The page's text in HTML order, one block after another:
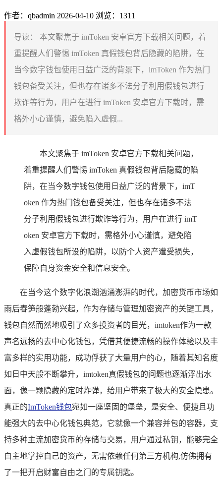
作者：qbadmin 2026-04-10 浏览：1311
导读：
本文聚焦于 imToken 安卓官方下载相关问题，着
重提醒人们警惕 imToken 真假钱包背后隐藏的陷阱，在
当今数字钱包使用日益广泛的背景下，imToken 作为热门
钱包备受关注，但也存在诸多不法分子利用假钱包进行
欺诈等行为，用户在进行 imToken 安卓官方下载时，需
格外小心谨慎，避免陷入虚假...
本文聚焦于 imToken 安卓官方下载相关问题，
着重提醒人们警惕 imToken 真假钱包背后隐藏的陷
阱，在当今数字钱包使用日益广泛的背景下，imT
oken 作为热门钱包备受关注，但也存在诸多不法
分子利用假钱包进行欺诈等行为，用户在进行 imT
oken 安卓官方下载时，需格外小心谨慎，避免陷
入虚假钱包所设的陷阱，以防个人资产遭受损失，
保障自身资金安全和信息安全。
在当今这个数字化浪潮汹涌澎湃的时代，加密货币市场如
雨后春笋般蓬勃兴起，作为存储与管理加密资产的关键工具，
钱包自然而然地吸引了众多投资者的目光，imtoken作为一款
声名远扬的去中心化钱包，凭借其便捷流畅的操作体验以及丰
富多样的实用功能，成功俘获了大量用户的心，随着其知名度
如日中天般不断攀升，imtoken真假钱包的问题也逐渐浮出水
面，像一颗隐藏的定时炸弹，给用户带来了极大的安全隐患。
真正的ImToken钱包宛如一座坚固的堡垒，是安全、便捷且功
能强大的去中心化钱包典范，它就像一个兼容并包的容器，支
持多种主流加密货币的存储与交易，用户通过私钥，能够完全
自主地掌控自己的资产，无需依赖任何第三方机构,仿佛拥有
了一把开启财富自由之门的专属钥匙。